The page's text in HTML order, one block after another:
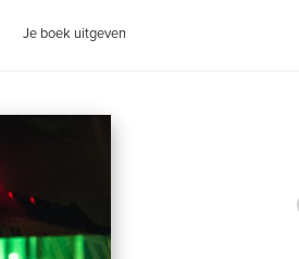
Je boek uitgeven